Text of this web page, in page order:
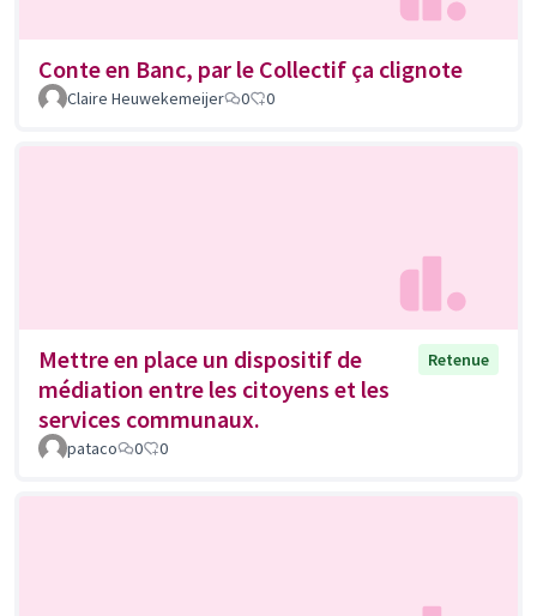
Conte en Banc, par le Collectif ça clignote
Claire Heuwekemeijer 0 0
Mettre en place un dispositif de
médiation entre les citoyens et les
services communaux.
Retenue
pataco 0 0